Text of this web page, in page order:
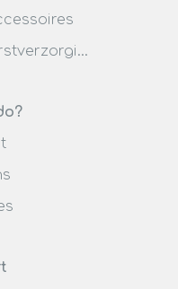
Bescherming & borstverzorging